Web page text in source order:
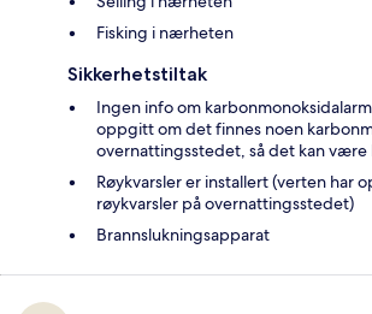
Fisking i nærheten
Sikkerhetstiltak
Ingen info om
oppgitt om det finnes noen
overnattingsstedet, så det kan være
Røykvarsler er installert (verten har
røykvarsler på overnattingsstedet)
Brannslukningsapparat